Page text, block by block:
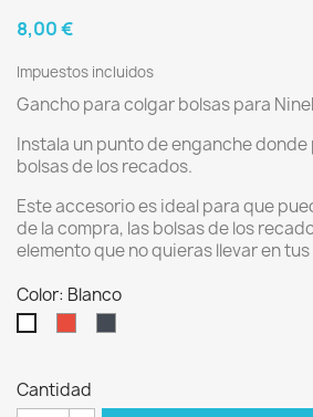
8,00 €
Impuestos incluidos
Gancho para colgar bolsas para
Instala un punto de enganche
bolsas de los recados.
Este accesorio es ideal para que
de la compra, las bolsas de los
elemento que no quieras llevar en tus
Color: Blanco
Cantidad